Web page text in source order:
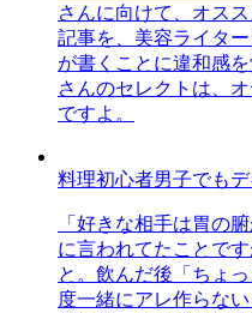
さんに向けて、オス
記事を、美容ライタ
が書くことに違和感
さんのセレクトは、
ですよ。
料理初心者男子でも
「好きな相手は胃の
に言われてたことで
と。飲んだ後「ちょ
度一緒にアレ作らな